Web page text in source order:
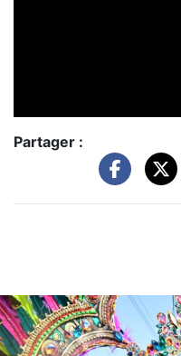
Partager :